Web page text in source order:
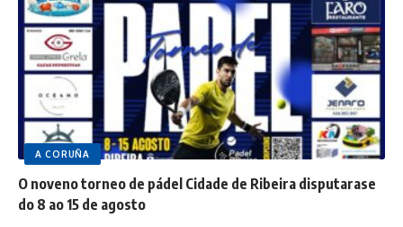
A CORUÑA
O noveno torneo de pádel Cidade de Ribeira disputarase
do 8 ao 15 de agosto